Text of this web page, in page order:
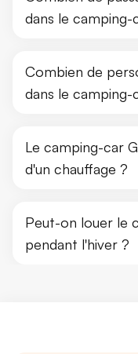
dans le camping-
Combien de
dans le camping-
Le camping-car
d'un chauffage ?
Peut-on louer le
pendant l'hiver ?